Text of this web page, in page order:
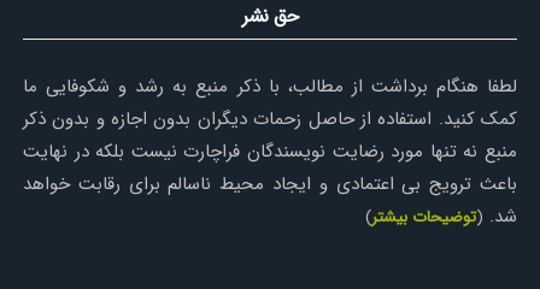
حق نشر
لطفا هنگام برداشت از مطالب، با ذکر منبع به رشد و شکوفایی ما
کمک کنید. استفاده از حاصل زحمات دیگران بدون اجازه و بدون ذکر
منبع نه تنها مورد رضایت نویسندگان فراچارت نیست بلکه در نهایت
باعث ترویج بی اعتمادی و ایجاد محیط ناسالم برای رقابت خواهد
شد. (توضیحات بیشتر)